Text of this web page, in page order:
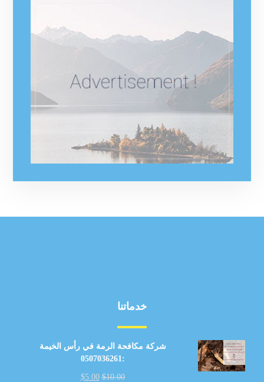
خدماتنا
شركة مكافحة الرمة في رأس الخيمة
:0507036261
$10.00
$5.00